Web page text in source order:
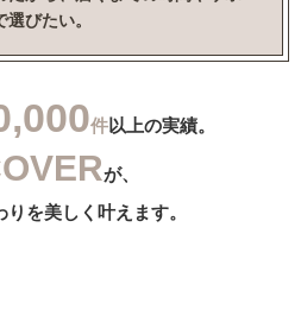
びたい。
件以上の実績。
が、
を美しく叶えます。